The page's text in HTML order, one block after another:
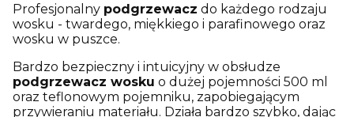
Profesjonalny podgrzewacz do każdego rodzaju
wosku - twardego, miękkiego i parafinowego oraz
wosku w puszce.
Bardzo bezpieczny i intuicyjny w obsłudze
podgrzewacz wosku o dużej pojemności 500 ml
oraz teflonowym pojemniku, zapobiegającym
przywieraniu materiału. Działa bardzo szybko, dając